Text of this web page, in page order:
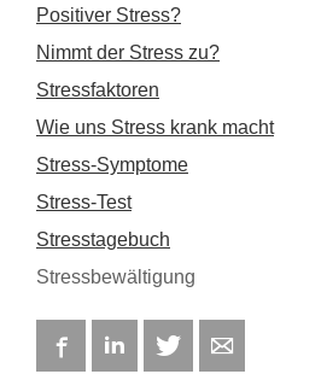
Positiver Stress?
Nimmt der Stress zu?
Stressfaktoren
Wie uns Stress krank macht
Stress-Symptome
Stress-Test
Stresstagebuch
Stressbewältigung
FacebookLinkedIn Twitter